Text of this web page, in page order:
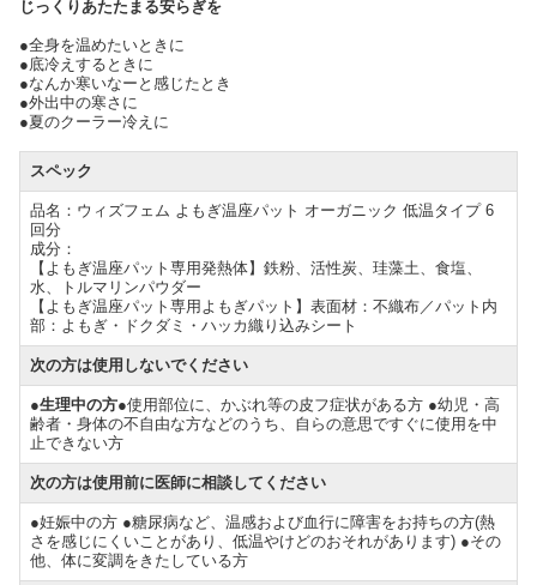
じっくりあたたまる安らぎを
●全身を温めたいときに
●底冷えするときに
●なんか寒いなーと感じたとき
●外出中の寒さに
●夏のクーラー冷えに
スペック
品名：ウィズフェム よもぎ温座パット オーガニック 低温タイプ 6
回分
成分：
【よもぎ温座パット専用発熱体】鉄粉、活性炭、珪藻土、食塩、
水、トルマリンパウダー
【よもぎ温座パット専用よもぎパット】表面材：不織布／パット内
部：よもぎ・ドクダミ・ハッカ織り込みシート
次の方は使用しないでください
●生理中の方●使用部位に、かぶれ等の皮フ症状がある方 ●幼児・高
齢者・身体の不自由な方などのうち、自らの意思ですぐに使用を中
止できない方
次の方は使用前に医師に相談してください
●妊娠中の方 ●糖尿病など、温感および血行に障害をお持ちの方(熱
さを感じにくいことがあり、低温やけどのおそれがあります) ●その
他、体に変調をきたしている方